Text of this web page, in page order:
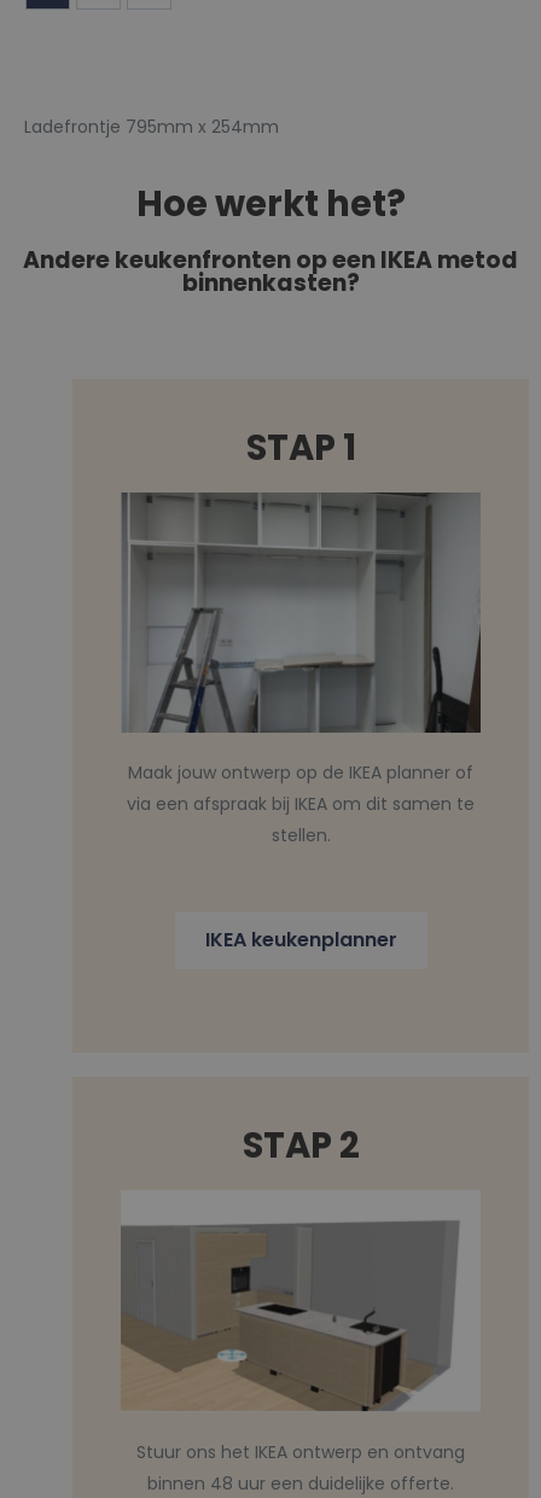
Ladefrontje 795mm x 254mm
Hoe werkt het?
Andere keukenfronten op een IKEA metod
binnenkasten?
STAP 1
Maak jouw ontwerp op de IKEA planner of
via een afspraak bij IKEA om dit samen te
stellen.
IKEA keukenplanner
STAP 2
Stuur ons het IKEA ontwerp en ontvang
binnen 48 uur een duidelijke offerte.